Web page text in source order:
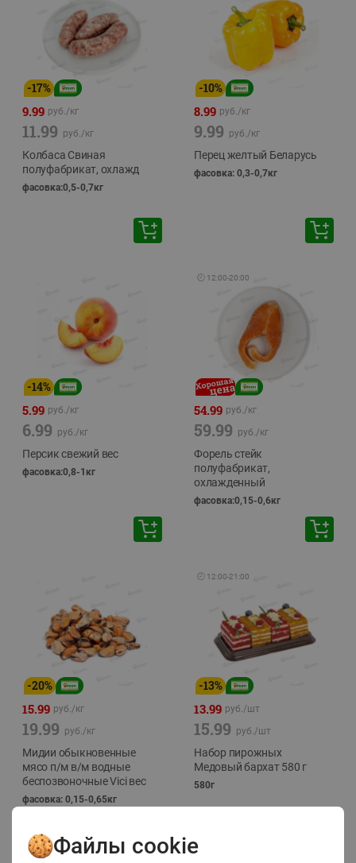
-17%
9.99 руб./кг
11.99 руб./кг
Колбаса Свиная
полуфабрикат, охлажд
фасовка:0,5-0,7кг
-10%
8.99 руб./кг
9.99 руб./кг
Перец желтый Беларусь
фасовка: 0,3-0,7кг
-14%
5.99 руб./кг
6.99 руб./кг
Персик свежий вес
фасовка:0,8-1кг
🕘 12:00-20:00
54.99 руб./кг
59.99 руб./кг
Форель стейк
полуфабрикат,
охлажденный
фасовка:0,15-0,6кг
-20%
15.99 руб./кг
19.99 руб./кг
Мидии обыкновенные
мясо п/м в/м водные
беспозвоночные Vici вес
фасовка: 0,15-0,65кг
🕘 12:00-21:00
-13%
13.99 руб./шт
15.99 руб./шт
Набор пирожных
Медовый бархат 580 г
580г
Файлы cookie